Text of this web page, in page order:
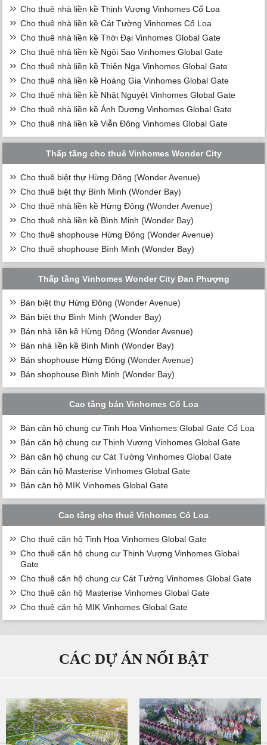
Cho thuê nhà liền kề Thịnh Vượng Vinhomes Cổ Loa
Cho thuê nhà liền kề Cát Tường Vinhomes Cổ Loa
Cho thuê nhà liền kề Thời Đại Vinhomes Global Gate
Cho thuê nhà liền kề Ngôi Sao Vinhomes Global Gate
Cho thuê nhà liền kề Thiên Nga Vinhomes Global Gate
Cho thuê nhà liền kề Hoàng Gia Vinhomes Global Gate
Cho thuê nhà liền kề Nhật Nguyệt Vinhomes Global Gate
Cho thuê nhà liền kề Ánh Dương Vinhomes Global Gate
Cho thuê nhà liền kề Viễn Đông Vinhomes Global Gate
Thấp tầng cho thuê Vinhomes Wonder City
Cho thuê biệt thự Hừng Đông (Wonder Avenue)
Cho thuê biệt thự Bình Minh (Wonder Bay)
Cho thuê nhà liền kề Hừng Đông (Wonder Avenue)
Cho thuê nhà liền kề Bình Minh (Wonder Bay)
Cho thuê shophouse Hừng Đông (Wonder Avenue)
Cho thuê shophouse Bình Minh (Wonder Bay)
Thấp tầng Vinhomes Wonder City Đan Phượng
Bán biệt thự Hừng Đông (Wonder Avenue)
Bán biệt thự Bình Minh (Wonder Bay)
Bán nhà liền kề Hừng Đông (Wonder Avenue)
Bán nhà liền kề Bình Minh (Wonder Bay)
Bán shophouse Hừng Đông (Wonder Avenue)
Bán shophouse Bình Minh (Wonder Bay)
Cao tầng bán Vinhomes Cổ Loa
Bán căn hộ chung cư Tinh Hoa Vinhomes Global Gate Cổ Loa
Bán căn hộ chung cư Thịnh Vượng Vinhomes Global Gate
Bán căn hộ chung cư Cát Tường Vinhomes Global Gate
Bán căn hộ Masterise Vinhomes Global Gate
Bán căn hộ MIK Vinhomes Global Gate
Cao tầng cho thuê Vinhomes Cổ Loa
Cho thuê căn hộ Tinh Hoa Vinhomes Global Gate
Cho thuê căn hộ chung cư Thịnh Vượng Vinhomes Global
Gate
Cho thuê căn hộ chung cư Cát Tường Vinhomes Global Gate
Cho thuê căn hộ Masterise Vinhomes Global Gate
Cho thuê căn hộ MIK Vinhomes Global Gate
CÁC DỰ ÁN NỔI BẬT